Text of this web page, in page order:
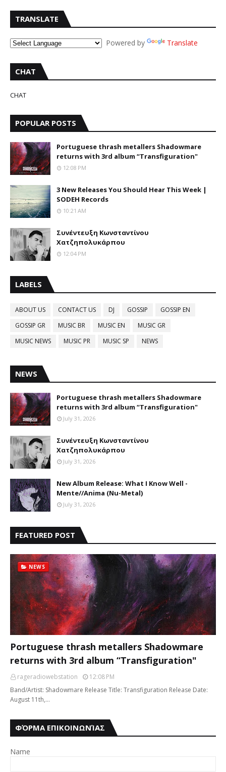
TRANSLATE
Powered by Translate
CHAT
CHAT
POPULAR POSTS
Portuguese thrash metallers Shadowmare
returns with 3rd album “Transfiguration"
12:08 PM
3 New Releases You Should Hear This Week |
SODEH Records
10:21 AM
Συνέντευξη Κωνσταντίνου
Χατζηπολυκάρπου
12:04 PM
LABELS
ABOUT US CONTACT US DJ GOSSIP
GOSSIP EN
GOSSIP GR
MUSIC BR MUSIC EN
MUSIC GR
MUSIC NEWS
MUSIC PR MUSIC SP NEWS
NEWS
Portuguese thrash metallers Shadowmare
returns with 3rd album “Transfiguration"
July 31, 2026
Συνέντευξη Κωνσταντίνου
Χατζηπολυκάρπου
July 31, 2026
New Album Release: What I Know Well -
Mente//Anima (Nu-Metal)
July 31, 2026
FEATURED POST
NEWS
Portuguese thrash metallers Shadowmare
returns with 3rd album “Transfiguration"
rageradiowebstation
12:08 PM
Band/Artist: Shadowmare Release Title: Transfiguration Release Date:
August 11th,…
ΦΌΡΜΑ ΕΠΙΚΟΙΝΩΝΊΑΣ
Name